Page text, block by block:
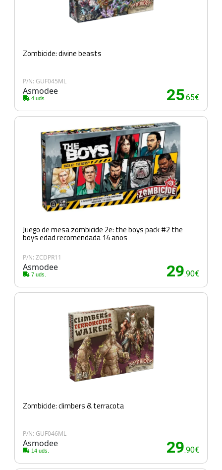
Zombicide: divine beasts
P/N: GUF045ML
Asmodee
4 uds. 25.65€
Juego de mesa zombicide 2e: the boys pack #2 the
boys edad recomendada 14 años
P/N: ZCDPR11
Asmodee
7 uds. 29.90€
Zombicide: climbers & terracota
P/N: GUF046ML
Asmodee
14 uds. 29.90€